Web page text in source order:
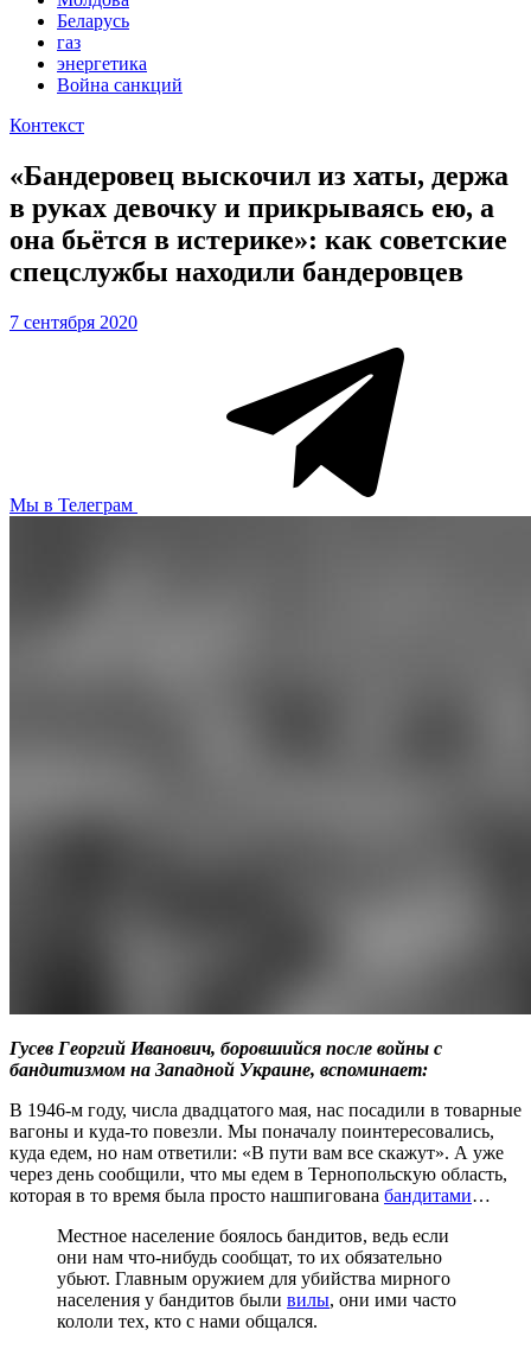
Беларусь
газ
энергетика
Война санкций
Контекст
«Бандеровец выскочил из хаты, держа
в руках девочку и прикрываясь ею, а
она бьётся в истерике»: как советские
спецслужбы находили бандеровцев
7 сентября 2020
Мы в Телеграм
Гусев Георгий Иванович, боровшийся после войны с
бандитизмом на Западной Украине, вспоминает:
В 1946-м году, числа двадцатого мая, нас посадили в товарные
вагоны и куда-то повезли. Мы поначалу поинтересовались,
куда едем, но нам ответили: «В пути вам все скажут». А уже
через день сообщили, что мы едем в Тернопольскую область,
которая в то время была просто нашпигована бандитами…
Местное население боялось бандитов, ведь если
они нам что-нибудь сообщат, то их обязательно
убьют. Главным оружием для убийства мирного
населения у бандитов были вилы, они ими часто
кололи тех, кто с нами общался.